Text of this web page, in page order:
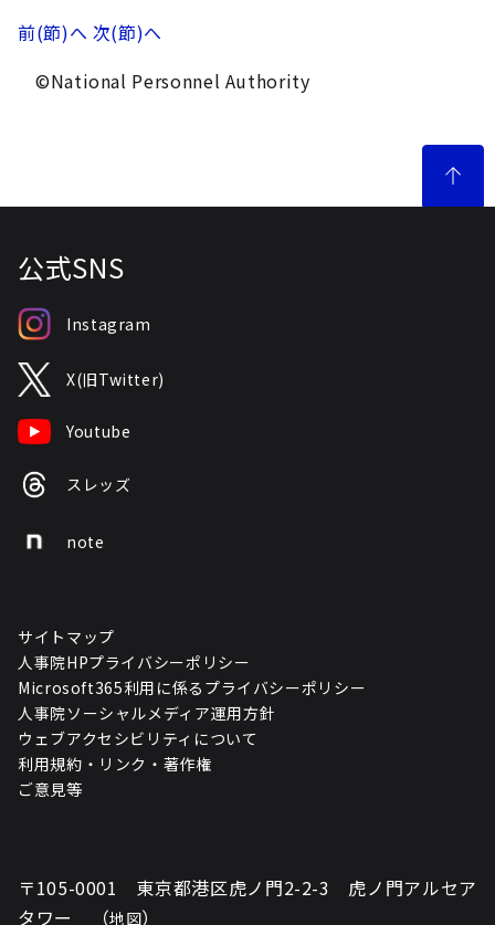
前(節)へ 次(節)へ
©National Personnel Authority
公式SNS
Instagram
X(旧Twitter)
Youtube
スレッズ
note
サイトマップ
人事院HPプライバシーポリシー
Microsoft365利用に係るプライバシーポリシー
人事院ソーシャルメディア運用方針
ウェブアクセシビリティについて
利用規約・リンク・著作権
ご意見等
〒105-0001 東京都港区虎ノ門2-2-3 虎ノ門アルセア
タワー （地図）